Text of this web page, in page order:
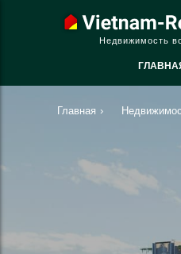
Недвижимость
Главная ›